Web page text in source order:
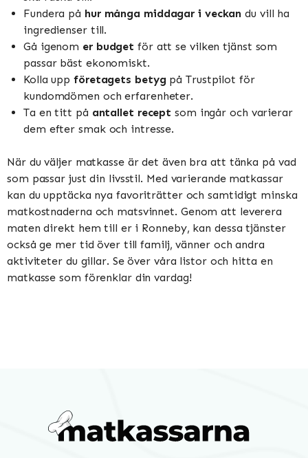
Fundera på hur många middagar i veckan du vill ha
ingredienser till.
Gå igenom er budget för att se vilken tjänst som
passar bäst ekonomiskt.
Kolla upp företagets betygpå Trustpilot för
kundomdömen och erfarenheter.
Ta en titt på antallet recept som ingår och varierar
dem efter smak och intresse.
När du väljer matkasse är det även bra att tänka på vad
som passar just din livsstil. Med varierande matkassar
kan du upptäcka nya favoriträtter och samtidigt minska
matkostnaderna och matsvinnet. Genom att leverera
maten direkt hem till er i Ronneby, kan dessa tjänster
också ge mer tid över till familj, vänner och andra
aktiviteter du gillar. Se över våra listor och hitta en
matkasse som förenklar din vardag!